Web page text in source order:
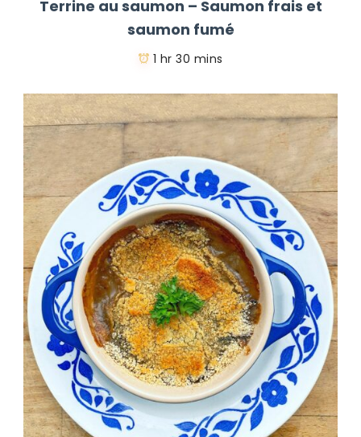
Terrine au saumon – Saumon frais et
saumon fumé
1 hr 30 mins